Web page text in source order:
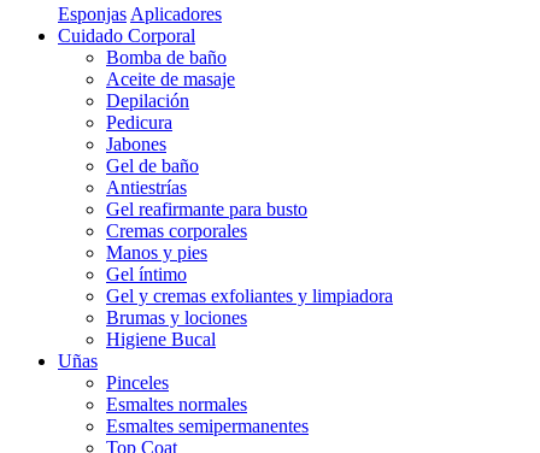
Esponjas Aplicadores
Cuidado Corporal
Bomba de baño
Aceite de masaje
Depilación
Pedicura
Jabones
Gel de baño
Antiestrías
Gel reafirmante para busto
Cremas corporales
Manos y pies
Gel íntimo
Gel y cremas exfoliantes y limpiadora
Brumas y lociones
Higiene Bucal
Uñas
Pinceles
Esmaltes normales
Esmaltes semipermanentes
Top Coat